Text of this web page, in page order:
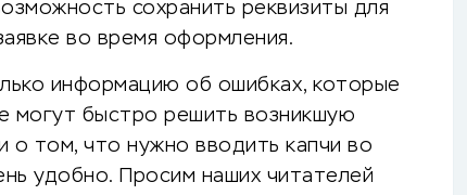
сохранить реквизиты для
во время оформления.
информацию об ошибках, которые
могут быстро решить возникшую
о том, что нужно вводить капчи во
удобно. Просим наших читателей